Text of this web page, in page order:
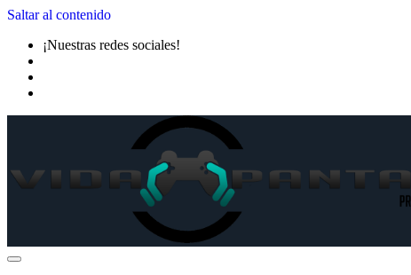
Saltar al contenido
¡Nuestras redes sociales!